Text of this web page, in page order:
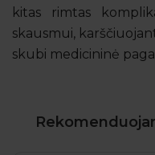
kitas rimtas
skausmui,
skubi medicininė